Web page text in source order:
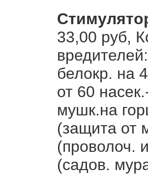
33,00 руб,
белокр. на
от 60
мушк.на
(защита от
(проволоч.
(садов.